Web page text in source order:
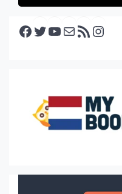
Facebook Twitter YouTube E-mail RSS feed